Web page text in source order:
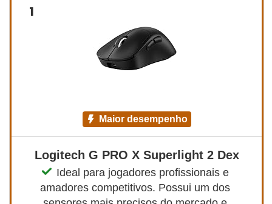
1
maior desempenho
Logitech G PRO X Superlight 2 Dex
Ideal para jogadores profissionais e
amadores competitivos. Possui um dos